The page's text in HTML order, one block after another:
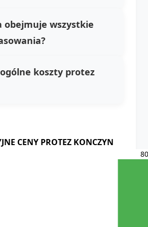
obejmuje wszystkie
koszty protez
CENY PROTEZ KONCZYN